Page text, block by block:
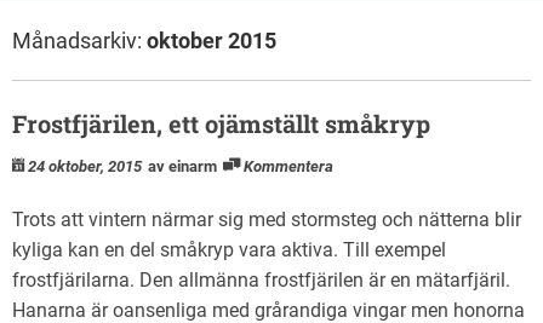
Månadsarkiv: oktober 2015
Frostfjärilen, ett ojämställt småkryp
24 oktober, 2015 av einarm Kommentera
Trots att vintern närmar sig med stormsteg och nätterna blir
kyliga kan en del småkryp vara aktiva. Till exempel
frostfjärilarna. Den allmänna frostfjärilen är en mätarfjäril.
Hanarna är oansenliga med grårandiga vingar men honorna